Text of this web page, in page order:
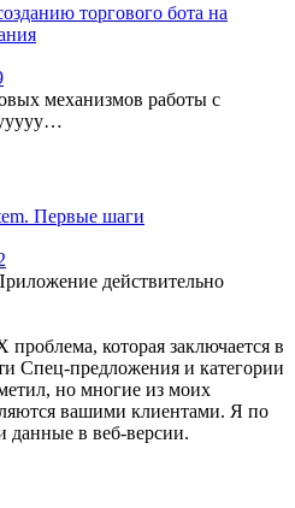
торгового бота на
механизмов работы с
Первые шаги
действительно
которая заключается в
Спец-предложения и категории
но многие из моих
вашими клиентами. Я по
данные в веб-версии.